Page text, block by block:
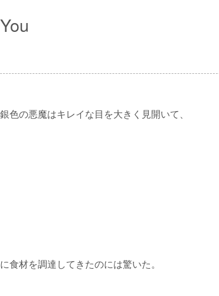
の悪魔はキレイな目を大きく見開いて、
材を調達してきたのには驚いた。